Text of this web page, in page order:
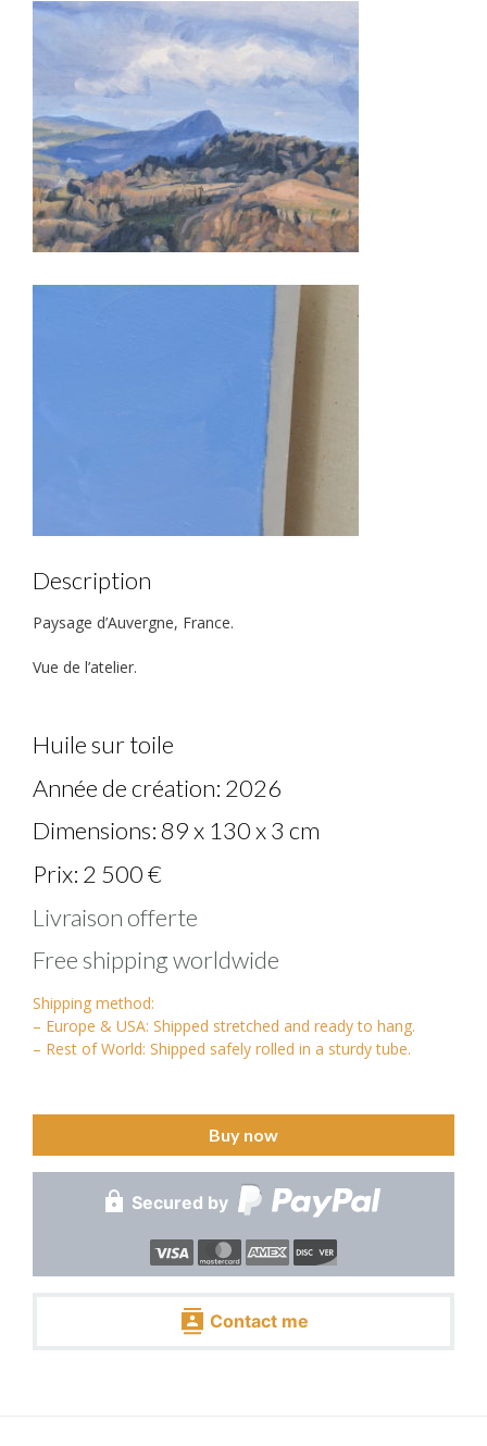
Description
Paysage d’Auvergne, France.
Vue de l’atelier.
Huile sur toile
Année de création: 2026
Dimensions: 89 x 130 x 3 cm
Prix: 2 500 €
Livraison offerte
Free shipping worldwide
Shipping method:
– Europe & USA: Shipped stretched and ready to hang.
– Rest of World: Shipped safely rolled in a sturdy tube.
Buy now
Secured by
Contact me